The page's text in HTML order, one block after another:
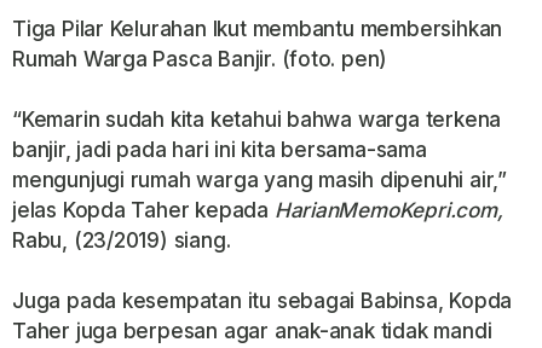
Tiga Pilar Kelurahan Ikut membantu membersihkan
Rumah Warga Pasca Banjir. (foto. pen)
“Kemarin sudah kita ketahui bahwa warga terkena
banjir, jadi pada hari ini kita bersama-sama
mengunjugi rumah warga yang masih dipenuhi air,”
jelas Kopda Taher kepada HarianMemoKepri.com,
Rabu, (23/2019) siang.
Juga pada kesempatan itu sebagai Babinsa, Kopda
Taher juga berpesan agar anak-anak tidak mandi